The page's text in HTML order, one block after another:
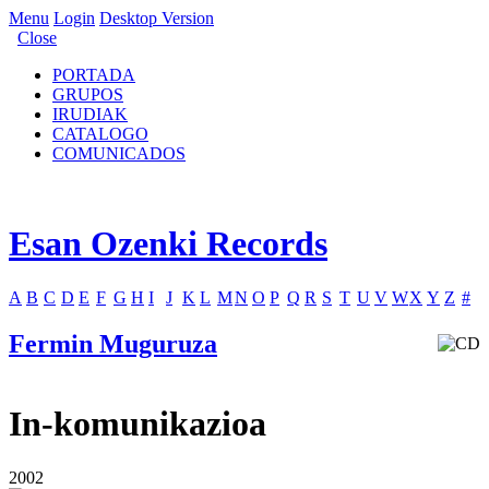
Menu Login Desktop Version
Close
PORTADA
GRUPOS
IRUDIAK
CATALOGO
COMUNICADOS
Esan Ozenki Records
A B C D E F G H I J K L MN O P Q R S T U V WX Y Z #
Fermin Muguruza
In-komunikazioa
2002